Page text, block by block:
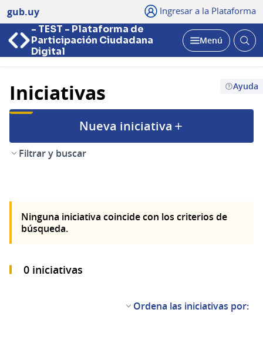
gub.uy Ingresar a la Plataforma
- TEST - Plataforma de
Participación Ciudadana
Digital
Menú
Iniciativas
Nueva iniciativa
Filtrar y buscar
Ayuda
Ninguna iniciativa coincide con los criterios de
búsqueda.
0 iniciativas
Ordena las iniciativas por: